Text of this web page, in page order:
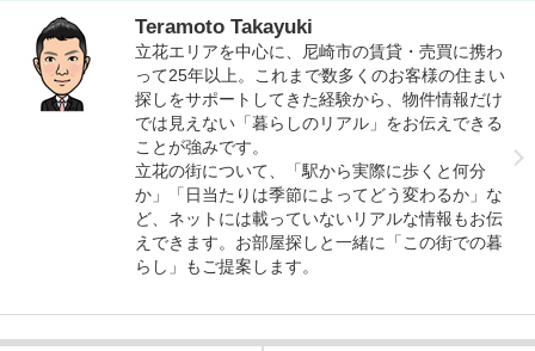
Teramoto Takayuki
立花エリアを中心に、尼崎市の賃貸・売買に携わ
って25年以上。これまで数多くのお客様の住まい
探しをサポートしてきた経験から、物件情報だけ
では見えない「暮らしのリアル」をお伝えできる
ことが強みです。
立花の街について、「駅から実際に歩くと何分
か」「日当たりは季節によってどう変わるか」な
ど、ネットには載っていないリアルな情報もお伝
えできます。お部屋探しと一緒に「この街での暮
らし」もご提案します。